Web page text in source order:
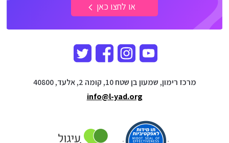
או לחצו כאן
מרכז רימון, שמעון בן שטח 10, קומה 2, אלעד, 40800
info@l-yad.org